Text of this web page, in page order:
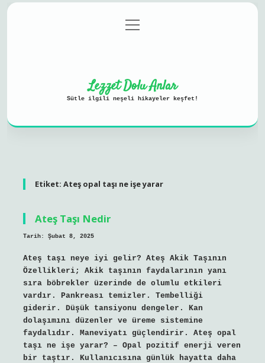
Gizlilik Politikası
menüyü
aç
Lezzet Dolu Anlar
Sütle ilgili neşeli hikayeler keşfet!
Etiket: Ateş opal taşı ne işe yarar
Ateş Taşı Nedir
Tarih: Şubat 8, 2025
Ateş taşı neye iyi gelir? Ateş Akik Taşının
Özellikleri; Akik taşının faydalarının yanı
sıra böbrekler üzerinde de olumlu etkileri
vardır. Pankreası temizler. Tembelliği
giderir. Düşük tansiyonu dengeler. Kan
dolaşımını düzenler ve üreme sistemine
faydalıdır. Maneviyatı güçlendirir. Ateş opal
taşı ne işe yarar? – Opal pozitif enerji veren
bir taştır. Kullanıcısına günlük hayatta daha